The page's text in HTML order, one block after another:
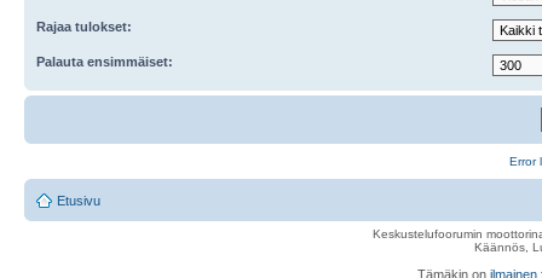
Rajaa tulokset:
Palauta ensimmäiset:
Error
Etusivu
Keskustelufoorumin
Käännös,
Tämäkin on ilmainen